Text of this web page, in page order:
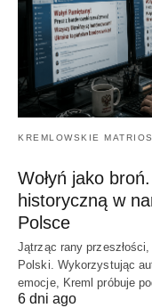
KREMLOWSKIE
Wołyń jako
historyczną w
Polsce
Jątrząc rany
Polski. Wykorzystując
emocje, Kreml próbuje
6 dni ago